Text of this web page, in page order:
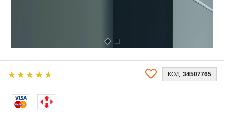
КОД: 34507765